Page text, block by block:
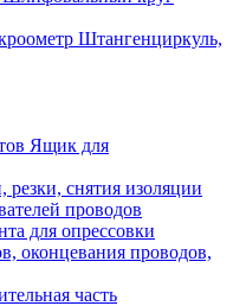
Штангенциркуль,
Ящик для
снятия изоляции
проводов
для опрессовки
оконцевания проводов,
часть